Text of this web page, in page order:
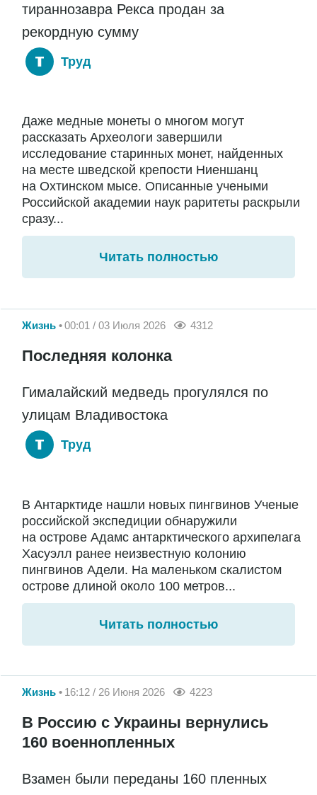
тираннозавра Рекса продан за
рекордную сумму
Труд
Даже медные монеты о многом могут
рассказать Археологи завершили
исследование старинных монет, найденных
на месте шведской крепости Ниеншанц
на Охтинском мысе. Описанные учеными
Российской академии наук раритеты раскрыли
сразу...
Читать полностью
Жизнь 00:01 / 03 Июля 2026 4312
Последняя колонка
Гималайский медведь прогулялся по
улицам Владивостока
Труд
В Антарктиде нашли новых пингвинов Ученые
российской экспедиции обнаружили
на острове Адамс антарктического архипелага
Хасуэлл ранее неизвестную колонию
пингвинов Адели. На маленьком скалистом
острове длиной около 100 метров...
Читать полностью
Жизнь 16:12 / 26 Июня 2026 4223
В Россию с Украины вернулись
160 военнопленных
Взамен были переданы 160 пленных